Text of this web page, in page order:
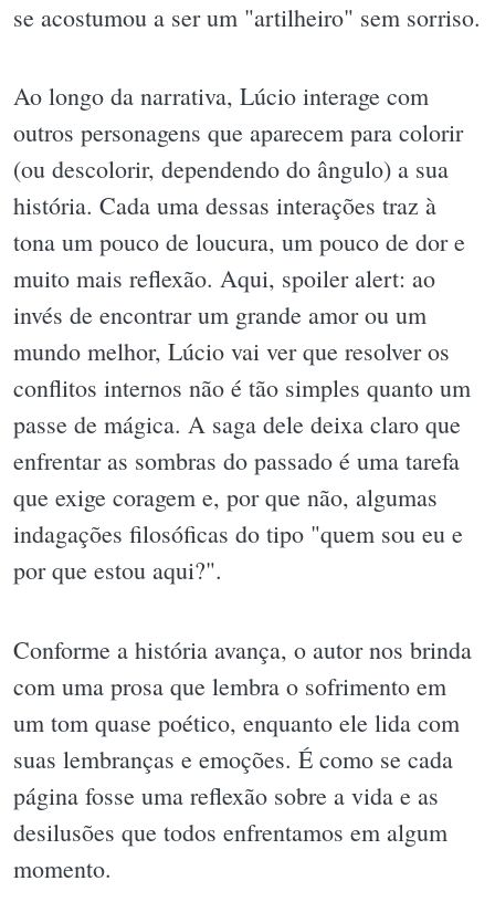
se acostumou a ser um "artilheiro" sem sorriso.
Ao longo da narrativa, Lúcio interage com
outros personagens que aparecem para colorir
(ou descolorir, dependendo do ângulo) a sua
história. Cada uma dessas interações traz à
tona um pouco de loucura, um pouco de dor e
muito mais reflexão. Aqui, spoiler alert: ao
invés de encontrar um grande amor ou um
mundo melhor, Lúcio vai ver que resolver os
conflitos internos não é tão simples quanto um
passe de mágica. A saga dele deixa claro que
enfrentar as sombras do passado é uma tarefa
que exige coragem e, por que não, algumas
indagações filosóficas do tipo "quem sou eu e
por que estou aqui?".
Conforme a história avança, o autor nos brinda
com uma prosa que lembra o sofrimento em
um tom quase poético, enquanto ele lida com
suas lembranças e emoções. É como se cada
página fosse uma reflexão sobre a vida e as
desilusões que todos enfrentamos em algum
momento.